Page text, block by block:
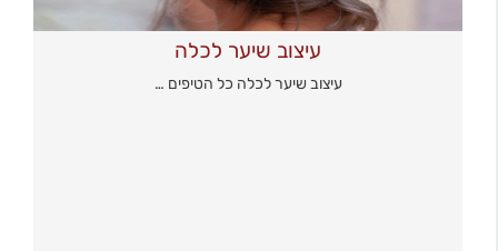
עיצוב שיער לכלה
עיצוב שיער לכלה כל הטיפים …